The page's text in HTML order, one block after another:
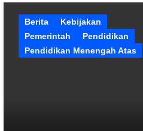
Berita
Kebijakan
Pemerintah
Pendidikan
Pendidikan Menengah Atas